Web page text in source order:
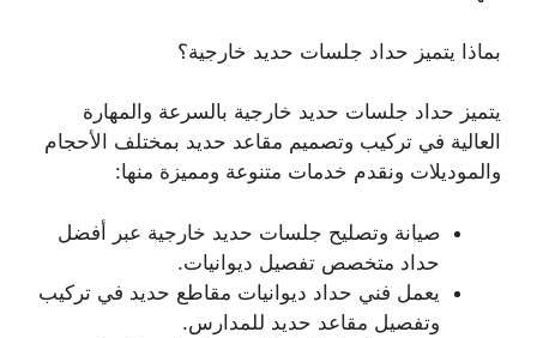
بماذا يتميز حداد جلسات حديد خارجية؟
يتميز حداد جلسات حديد خارجية بالسرعة والمهارة
العالية في تركيب وتصميم مقاعد حديد بمختلف الأحجام
والموديلات ونقدم خدمات متنوعة ومميزة منها:
صيانة وتصليح جلسات حديد خارجية عبر أفضل
حداد متخصص تفصيل ديوانيات.
يعمل فني حداد ديوانيات مقاطع حديد في تركيب
وتفصيل مقاعد حديد للمدارس.